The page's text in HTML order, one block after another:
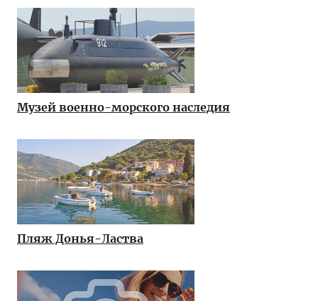
Музей военно-морского наследия
Пляж Донья-Ластва